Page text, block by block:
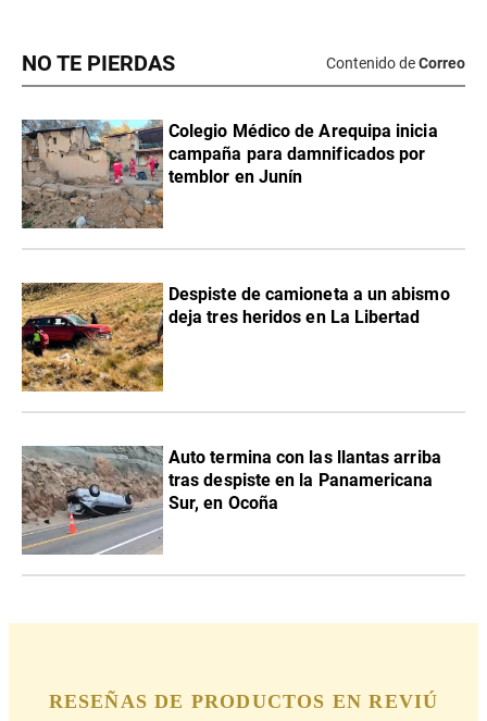
NO TE PIERDAS Contenido deCorreo
Colegio Médico de Arequipa inicia
campaña para damnificados por
temblor en Junín
Despiste de camioneta a un abismo
deja tres heridos en La Libertad
Auto termina con las llantas arriba
tras despiste en la Panamericana
Sur, en Ocoña